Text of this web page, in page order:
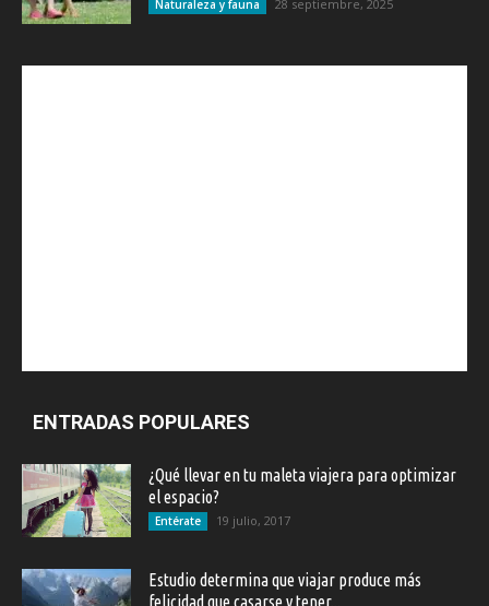
Naturaleza y fauna 28 septiembre, 2025
ENTRADAS POPULARES
¿Qué llevar en tu maleta viajera para optimizar
el espacio?
Entérate 19 julio, 2017
Estudio determina que viajar produce más
felicidad que casarse y tener...